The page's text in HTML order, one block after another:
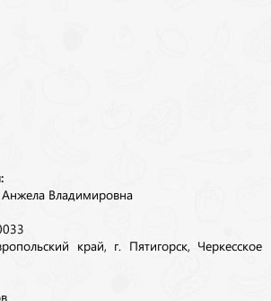
Владимировна
край, г. Пятигорск, Черкесское